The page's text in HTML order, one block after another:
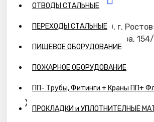
ОТВОДЫ СТАЛЬНЫЕ
ПЕРЕХОДЫ СТАЛЬНЫЕ
ПИЩЕВОЕ ОБОРУДОВАНИЕ
ПОЖАРНОЕ ОБОРУДОВАНИЕ
ПП- Трубы, Фитинги + Краны ПП+
ПРОКЛАДКИ и УПЛОТНИТЕЛНЫЕ
Наш адрес344090, г.
ул. Доватора,
Ждем ваших звонков +7
+7